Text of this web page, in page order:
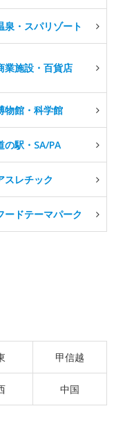
泉・スパリゾート
業施設・百貨店
物館・科学館
の駅・SA/PA
スレチック
ードテーマパーク
甲信越
中国